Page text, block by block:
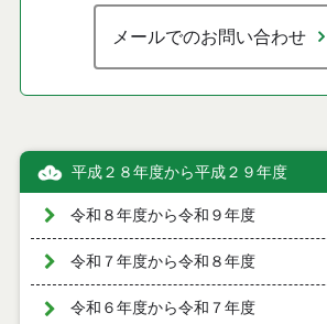
メールでのお問い合わせ
平成２８年度から平成２９年度
令和８年度から令和９年度
令和７年度から令和８年度
令和６年度から令和７年度